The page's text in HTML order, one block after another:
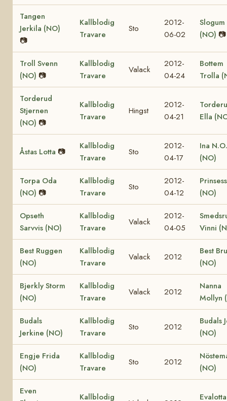
Tangen
Jerkila (NO)
📷
Kallblodig
Travare
Sto
2012-
06-02
(NO) 📷
Troll Svenn
(NO) 📷
Kallblodig
Travare
Valack
2012-
04-24
Bottem
Trolla
Torderud
Stjernen
(NO) 📷
Kallblodig
Travare
Hingst
2012-
04-21
Ella
Åstas Lotta 📷
Kallblodig
Travare
Sto
2012-
04-17
Ina N.O.
(NO)
Torpa Oda
(NO) 📷
Kallblodig
Travare
Sto
2012-
04-12
(NO)
Opseth
Sarvvis (NO)
Kallblodig
Travare
Valack
2012-
04-05
Vinni
Best Ruggen
(NO)
Kallblodig
Travare
Valack 2012
Best
(NO)
Bjerkly Storm
(NO)
Kallblodig
Travare
Valack 2012
Nanna
Mollyn
Budals
Jerkine (NO)
Kallblodig
Travare
Sto 2012
Budals
(NO)
Engje Frida
(NO)
Kallblodig
Travare
Sto 2012
(NO)
Even
Kallblodig Evalotta